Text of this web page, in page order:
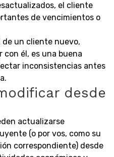
el cliente
de vencimientos o
de un cliente nuevo,
con él, es una buena
inconsistencias antes
desde
actualizarse
(o por vos, como su
correspondiente) desde